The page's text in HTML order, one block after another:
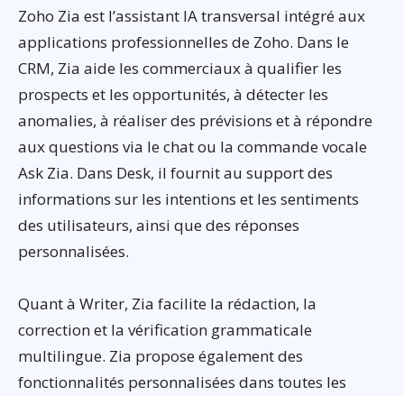
Zoho Zia est l’assistant IA transversal intégré aux
applications professionnelles de Zoho. Dans le
CRM, Zia aide les commerciaux à qualifier les
prospects et les opportunités, à détecter les
anomalies, à réaliser des prévisions et à répondre
aux questions via le chat ou la commande vocale
Ask Zia. Dans Desk, il fournit au support des
informations sur les intentions et les sentiments
des utilisateurs, ainsi que des réponses
personnalisées.
Quant à Writer, Zia facilite la rédaction, la
correction et la vérification grammaticale
multilingue. Zia propose également des
fonctionnalités personnalisées dans toutes les